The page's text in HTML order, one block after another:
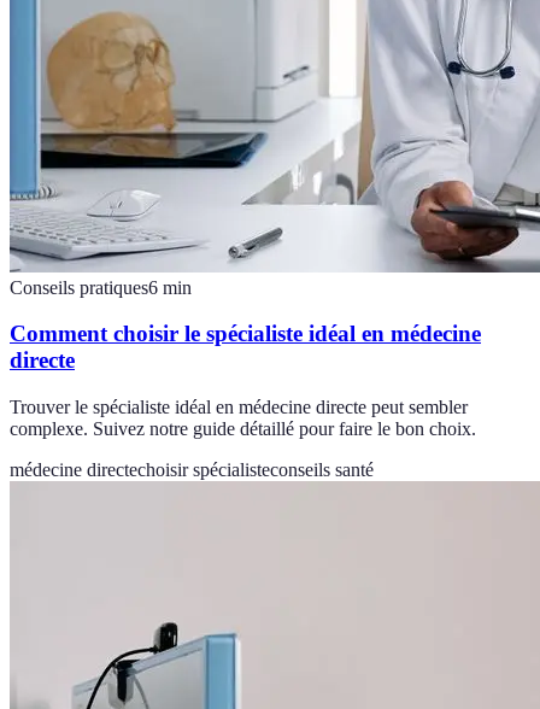
Conseils pratiques6 min
Comment choisir le spécialiste idéal en médecine
directe
Trouver le spécialiste idéal en médecine directe peut sembler
complexe. Suivez notre guide détaillé pour faire le bon choix.
médecine directechoisir spécialisteconseils santé